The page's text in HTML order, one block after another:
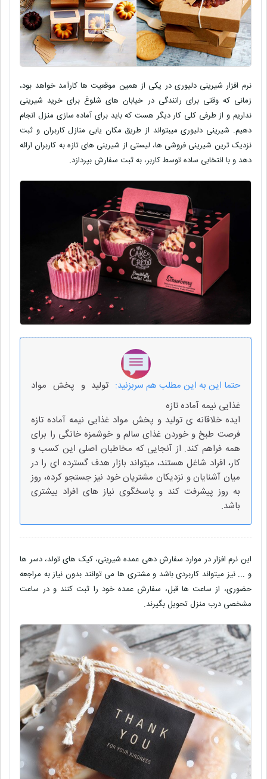
نرم افزار شیرینی دلیوری در یکی از همین موقعیت ها کارآمد خواهد بود،
زمانی که وقتی برای رانندگی در خیابان های شلوغ برای خرید شیرینی
نداریم و از طرفی کلی کار دیگر هست که باید برای آماده سازی منزل انجام
دهیم. شیرینی دلیوری میبتواند از طریق مکان یابی منازل کاربران و ثبت
نزدیک ترین شیرینی فروشی ها، لیستی از شیرینی های تازه به کاربران ارائه
دهد و با انتخابی ساده توسط کاربر، به ثبت سفارش بپردازد.
حتما این به این مطلب هم سربزنید: تولید و پخش مواد
غذایی نیمه آماده تازه
ایده خلاقانه ی تولید و پخش مواد غذایی نیمه آماده تازه
فرصت طبخ و خوردن غذای سالم و خوشمزه خانگی را برای
همه فراهم کند. از آنجایی که مخاطبان اصلی این کسب و
کار، افراد شاغل هستند، میتواند بازار هدف گسترده ای را در
میان آشنایان و نزدیکان مشتریان خود نیز جستجو کرده، روز
به روز پیشرفت کند و پاسخگوی نیاز های افراد بیشتری
باشد.
این نرم افزار در موارد سفارش دهی عمده شیرینی، کیک های تولد، دسر ها
و ... نیز میتواند کاربردی باشد و مشتری ها می توانند بدون نیاز به مراجعه
حضوری، از ساعت ها قبل، سفارش عمده خود را ثبت کنند و در ساعت
مشخصی درب منزل تحویل بگیرند.